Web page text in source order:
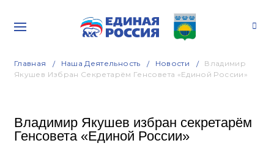
Главная Наша Деятельность Новости
Владимир
Якушев Избран Секретарём Генсовета «Единой России»
Владимир Якушев избран секретарём
Генсовета «Единой России»